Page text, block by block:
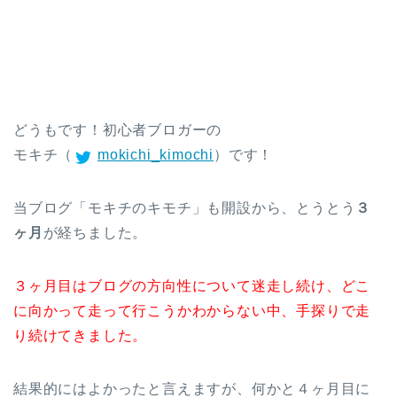
どうもです！初心者ブロガーの
モキチ（
mokichi_kimochi ）です！
当ブログ「モキチのキモチ」も開設から、とうとう ３
ヶ月 が経ちました。
３ヶ月目はブログの方向性について迷走し続け、どこ
に向かって走って行こうかわからない中、手探りで走
り続けてきました。
結果的にはよかったと言えますが、何かと４ヶ月目に